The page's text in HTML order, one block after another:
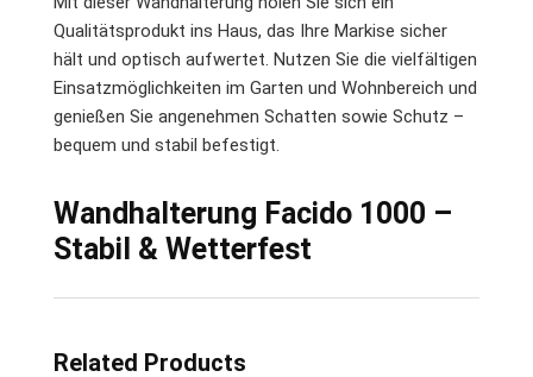
Qualitätsprodukt ins Haus, das Ihre Markise sicher
hält und optisch aufwertet. Nutzen Sie die vielfältigen
Einsatzmöglichkeiten im Garten und Wohnbereich und
genießen Sie angenehmen Schatten sowie Schutz –
bequem und stabil befestigt.
Wandhalterung Facido 1000 –
Stabil & Wetterfest
Related Products